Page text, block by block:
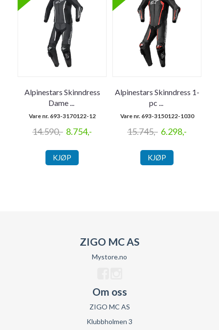
Alpinestars Skinndress
Dame...
Vare nr. 693-3170122-12
14.590,- 8.754,-
KJØP
Alpinestars Skinndress 1-
pc ...
Vare nr. 693-3150122-1030
15.745,- 6.298,-
KJØP
ZIGO MC AS
Mystore.no
Om oss
ZIGO MC AS
Klubbholmen 3